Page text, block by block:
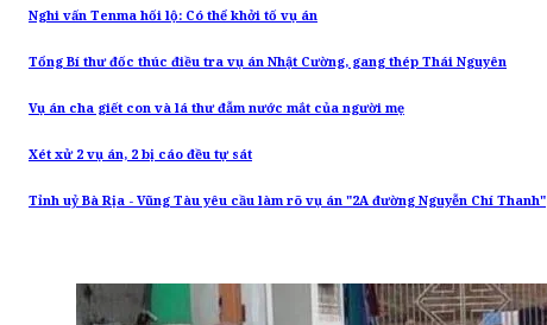
Nghi vấn Tenma hối lộ: Có thể khởi tố vụ án
Tổng Bí thư đốc thúc điều tra vụ án Nhật Cường, gang thép Thái Nguyên
Vụ án cha giết con và lá thư đẫm nước mắt của người mẹ
Xét xử 2 vụ án, 2 bị cáo đều tự sát
Tỉnh uỷ Bà Rịa - Vũng Tàu yêu cầu làm rõ vụ án "2A đường Nguyễn Chí Thanh"